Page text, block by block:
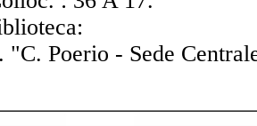
"C. Poerio - Sede